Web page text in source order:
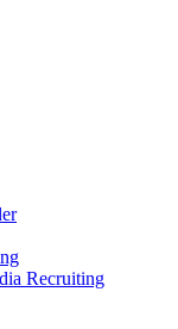
Recruiting